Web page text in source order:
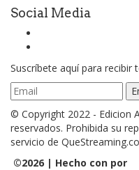
Social Media
Suscríbete aquí para recibir
© Copyright 2022 - Edicion
reservados. Prohibida su
servicio de
©2026 | Hecho con por